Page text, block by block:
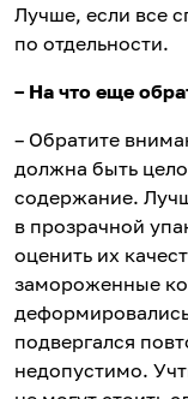
Лучше, если все
по отдельности.
– На что еще
– Обратите
должна быть
содержание.
в прозрачной
оценить их
замороженные
подвергался
недопустимо.